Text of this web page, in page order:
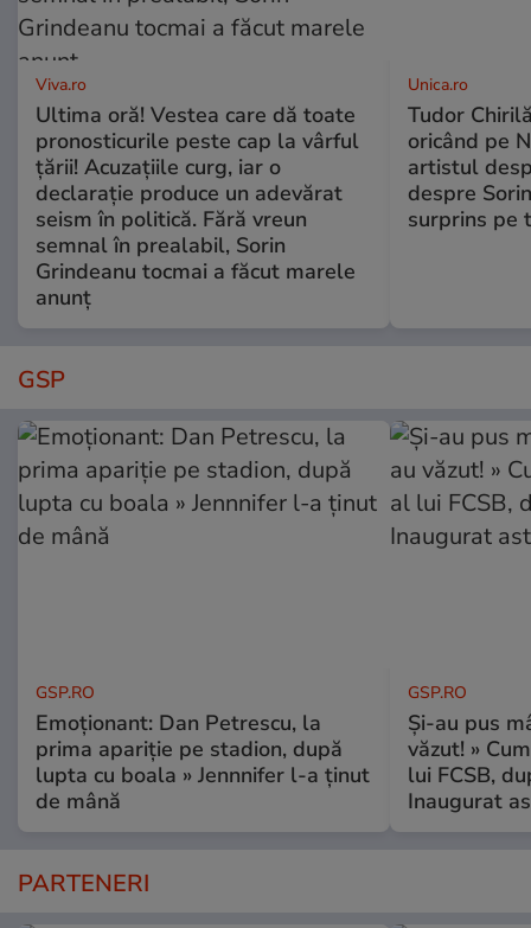
Viva.ro
Ultima oră! Vestea care dă toate
pronosticurile peste cap la vârful
țării! Acuzațiile curg, iar o
declarație produce un adevărat
seism în politică. Fără vreun
semnal în prealabil, Sorin
Grindeanu tocmai a făcut marele
anunț
Unica.ro
Tudor
oricând pe
artistul
despre
surprins pe
GSP
GSP.RO
Emoționant: Dan Petrescu, la
prima apariție pe stadion, după
lupta cu boala » Jennnifer l-a ținut
de mână
GSP.RO
Și-au pus
văzut! »
lui FCSB,
Inaugurat
PARTENERI